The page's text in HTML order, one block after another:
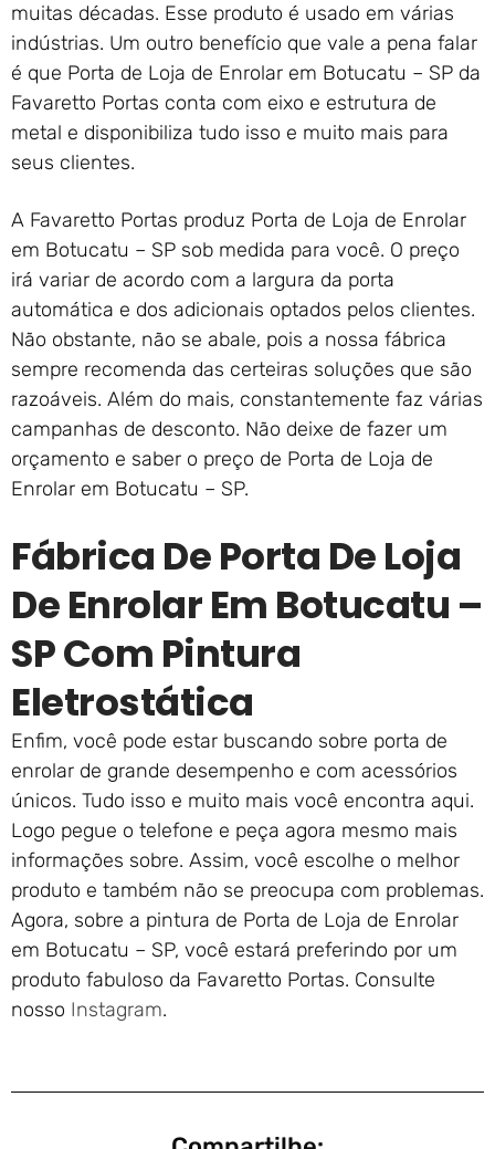
muitas décadas. Esse produto é usado em várias
indústrias. Um outro benefício que vale a pena falar
é que Porta de Loja de Enrolar em Botucatu – SP da
Favaretto Portas conta com eixo e estrutura de
metal e disponibiliza tudo isso e muito mais para
seus clientes.
A Favaretto Portas produz Porta de Loja de Enrolar
em Botucatu – SP sob medida para você. O preço
irá variar de acordo com a largura da porta
automática e dos adicionais optados pelos clientes.
Não obstante, não se abale, pois a nossa fábrica
sempre recomenda das certeiras soluções que são
razoáveis. Além do mais, constantemente faz várias
campanhas de desconto. Não deixe de fazer um
orçamento e saber o preço de Porta de Loja de
Enrolar em Botucatu – SP.
Fábrica De Porta De Loja
De Enrolar Em Botucatu –
SP Com Pintura
Eletrostática
Enfim, você pode estar buscando sobre porta de
enrolar de grande desempenho e com acessórios
únicos. Tudo isso e muito mais você encontra aqui.
Logo pegue o telefone e peça agora mesmo mais
informações sobre. Assim, você escolhe o melhor
produto e também não se preocupa com problemas.
Agora, sobre a pintura de Porta de Loja de Enrolar
em Botucatu – SP, você estará preferindo por um
produto fabuloso da Favaretto Portas. Consulte
nosso Instagram.